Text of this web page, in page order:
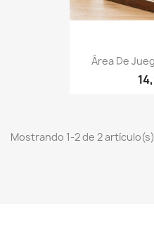
Área De
Mostrando 1-2 de 2 artículo(s)